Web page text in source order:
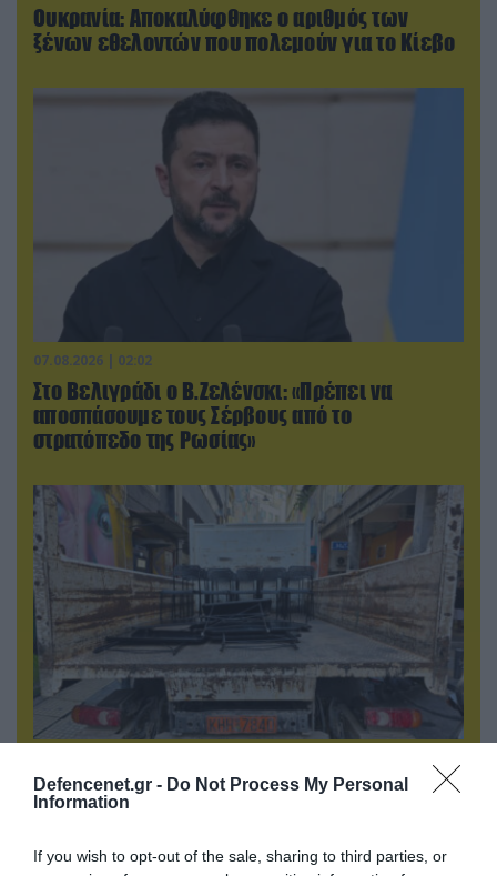
Defencenet.gr - Do Not Process My Personal
Information
If you wish to opt-out of the sale, sharing to third parties, or
Ουκρανία: Αποκαλύφθηκε ο αριθμός των
ξένων εθελοντών που πολεμούν για το Κίεβο
07.08.2026 | 02:02
Στο Βελιγράδι ο Β.Ζελένσκι: «Πρέπει να
αποσπάσουμε τους Σέρβους από το
στρατόπεδο της Ρωσίας»
«Επιχείρηση ελεύθερα πεζοδρόμια» στην
Αθήνα: Απομακρύνθηκαν παράνομα